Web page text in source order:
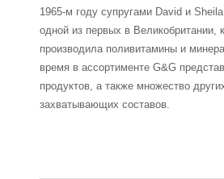
1965-м году супругами David и
одной из первых в Великобритании,
производила поливитамины и
время в ассортименте G&G
продуктов, а также множество
захватывающих составов.